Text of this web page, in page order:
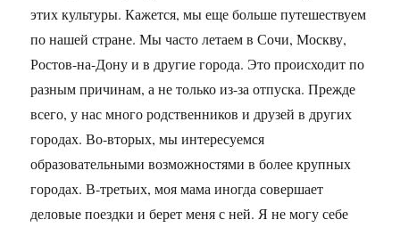
этих культуры. Кажется, мы еще больше путешествуем
по нашей стране. Мы часто летаем в Сочи, Москву,
Ростов-на-Дону и в другие города. Это происходит по
разным причинам, а не только из-за отпуска. Прежде
всего, у нас много родственников и друзей в других
городах. Во-вторых, мы интересуемся
образовательными возможностями в более крупных
городах. В-третьих, моя мама иногда совершает
деловые поездки и берет меня с ней. Я не могу себе